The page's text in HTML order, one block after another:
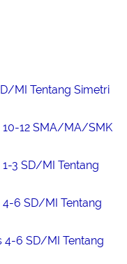
MI Tentang Simetri
10-12 SMA/MA/SMK
3 SD/MI Tentang
4-6 SD/MI Tentang
4-6 SD/MI Tentang